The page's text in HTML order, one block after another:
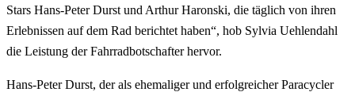
Stars Hans-Peter Durst und Arthur Haronski, die täglich von ihren
Erlebnissen auf dem Rad berichtet haben“, hob Sylvia Uehlendahl
die Leistung der Fahrradbotschafter hervor.
Hans-Peter Durst, der als ehemaliger und erfolgreicher Paracycler